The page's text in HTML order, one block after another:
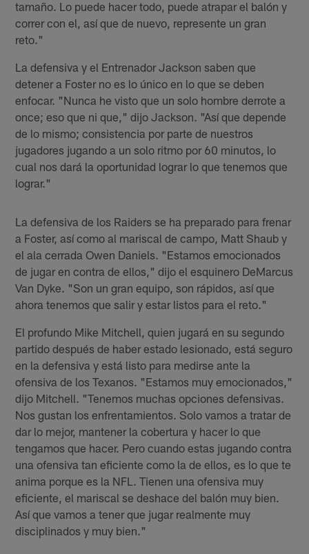
tamaño. Lo puede hacer todo, puede atrapar el balón y
correr con el, así que de nuevo, represente un gran
reto."
La defensiva y el Entrenador Jackson saben que
detener a Foster no es lo único en lo que se deben
enfocar. "Nunca he visto que un solo hombre derrote a
once; eso que ni que," dijo Jackson. "Así que depende
de lo mismo; consistencia por parte de nuestros
jugadores jugando a un solo ritmo por 60 minutos, lo
cual nos dará la oportunidad lograr lo que tenemos que
lograr."
La defensiva de los Raiders se ha preparado para frenar
a Foster, así como al mariscal de campo, Matt Shaub y
el ala cerrada Owen Daniels. "Estamos emocionados
de jugar en contra de ellos," dijo el esquinero DeMarcus
Van Dyke. "Son un gran equipo, son rápidos, así que
ahora tenemos que salir y estar listos para el reto."
El profundo Mike Mitchell, quien jugará en su segundo
partido después de haber estado lesionado, está seguro
en la defensiva y está listo para medirse ante la
ofensiva de los Texanos. "Estamos muy emocionados,"
dijo Mitchell. "Tenemos muchas opciones defensivas.
Nos gustan los enfrentamientos. Solo vamos a tratar de
dar lo mejor, mantener la cobertura y hacer lo que
tengamos que hacer. Pero cuando estas jugando contra
una ofensiva tan eficiente como la de ellos, es lo que te
anima porque es la NFL. Tienen una ofensiva muy
eficiente, el mariscal se deshace del balón muy bien.
Así que vamos a tener que jugar realmente muy
disciplinados y muy bien."